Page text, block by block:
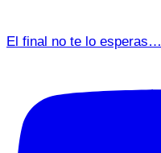
El final no te lo esperas…